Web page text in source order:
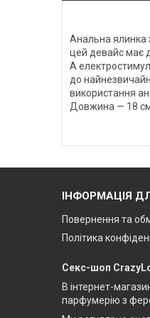
Анальна ялинка
цей девайс має
А
до
використання
Довжина — 18
ІНФОРМАЦІЯ
Повернення та
Політика
Секс-шоп
В інтернет-
парфумерію з